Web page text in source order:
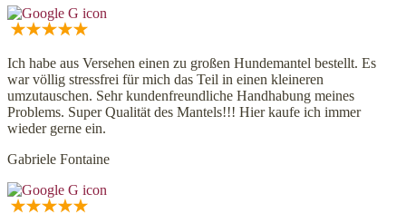
Ich habe aus Versehen einen zu großen Hundemantel bestellt. Es
war völlig stressfrei für mich das Teil in einen kleineren
umzutauschen. Sehr kundenfreundliche Handhabung meines
Problems. Super Qualität des Mantels!!! Hier kaufe ich immer
wieder gerne ein.
Gabriele Fontaine